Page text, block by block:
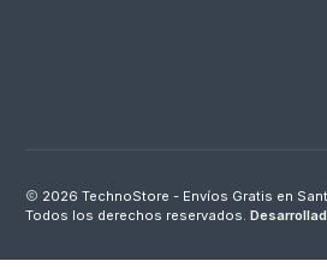
2026 TechnoStore - Envíos Gratis en
Todos los derechos reservados.